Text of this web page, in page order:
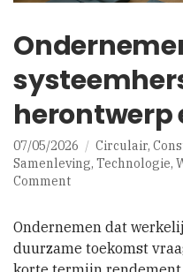
herontwerp
07/05/2026 Circulair,
Samenleving, Technologie,
Commenton
systeemherstel
vraagt
herontwerp
Ondernemen dat
duurzame toekomst